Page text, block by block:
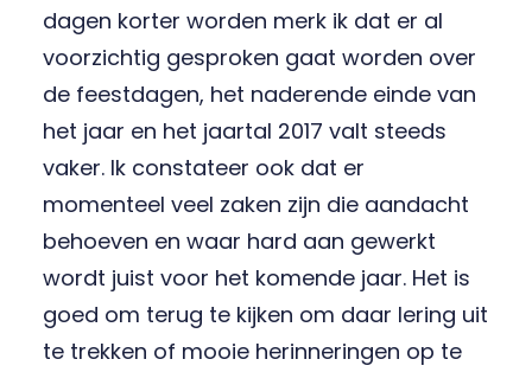
dagen korter worden merk ik dat er al
voorzichtig gesproken gaat worden over
de feestdagen, het naderende einde van
het jaar en het jaartal 2017 valt steeds
vaker. Ik constateer ook dat er
momenteel veel zaken zijn die aandacht
behoeven en waar hard aan gewerkt
wordt juist voor het komende jaar. Het is
goed om terug te kijken om daar lering uit
te trekken of mooie herinneringen op te